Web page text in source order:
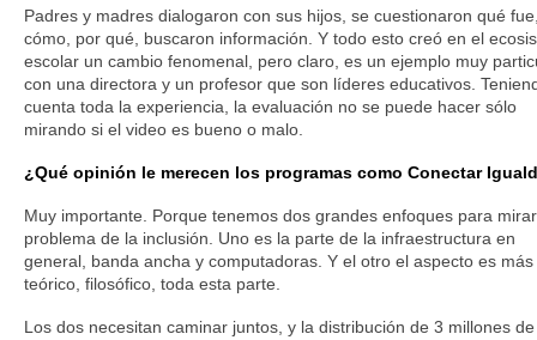
Padres y madres dialogaron con sus hijos, se cuestionaron qué
cómo, por qué, buscaron información. Y todo esto creó en el
escolar un cambio fenomenal, pero claro, es un ejemplo muy
con una directora y un profesor que son líderes educativos.
cuenta toda la experiencia, la evaluación no se puede hacer sólo
mirando si el video es bueno o malo.
¿Qué opinión le merecen los programas como Conectar
Muy importante. Porque tenemos dos grandes enfoques para
problema de la inclusión. Uno es la parte de la infraestructura en
general, banda ancha y computadoras. Y el otro el aspecto es más
teórico, filosófico, toda esta parte.
Los dos necesitan caminar juntos, y la distribución de 3 millones de